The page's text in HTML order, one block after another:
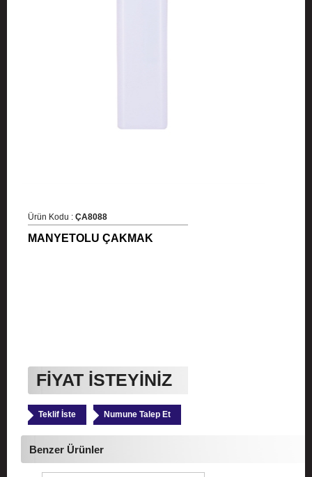
Ürün Kodu : ÇA8088
MANYETOLU ÇAKMAK
FİYAT İSTEYİNİZ
Numune Talep Et
Teklif İste
Benzer Ürünler